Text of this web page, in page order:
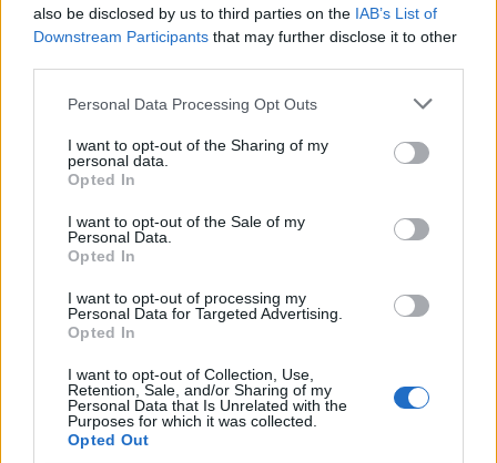
also be disclosed by us to third parties on the IAB’s List of
Downstream Participants that may further disclose it to other
Please note that this website/app uses one or more Google
not limited to your visit or usage behaviour. You may click to
grant or deny consent to Google and its third-party tags to
use your data for below specified purposes in below Google
consent section.
Personal Data Processing Opt Outs
I want to opt-out of the Sharing of my
personal data.
Opted In
I want to opt-out of the Sale of my
Personal Data.
Opted In
I want to opt-out of processing my
Personal Data for Targeted Advertising.
Opted In
I want to opt-out of Collection, Use,
Retention, Sale, and/or Sharing of my
Personal Data that Is Unrelated with the
Purposes for which it was collected.
Opted Out
Continua a leggere
LIFESTYLE